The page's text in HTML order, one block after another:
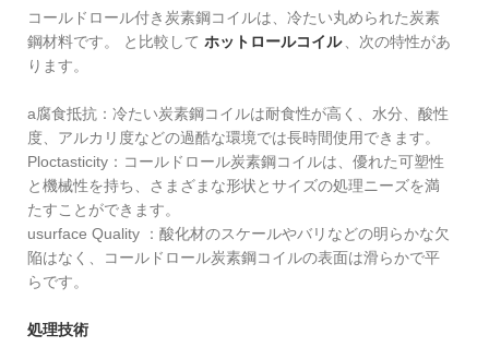
‌コールドロール付き炭素鋼コイルは、冷たい丸められた炭素
鋼材料です。 ‌と比較して ホットロールコイル 、次の特性があ
ります。
a腐食抵抗‌：冷たい炭素鋼コイルは耐食性が高く、水分、酸性
度、アルカリ度などの過酷な環境では長時間使用できます。
Ploctasticity‌：コールドロール炭素鋼コイルは、優れた可塑性
と機械性を持ち、さまざまな形状とサイズの処理ニーズを満
たすことができます。
usurface Quality ‌：酸化材のスケールやバリなどの明らかな欠
陥はなく、コールドロール炭素鋼コイルの表面は滑らかで平
らです。
処理技術